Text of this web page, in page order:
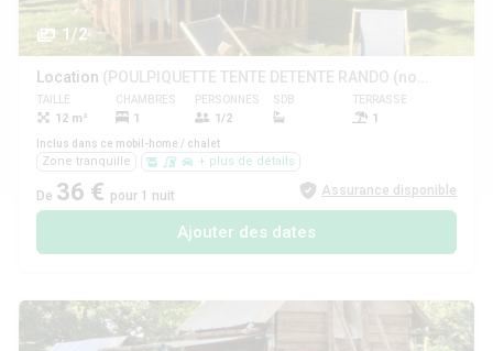
1/2
Location (POULPIQUETTE TENTE DETENTE RANDO (nouveauté 2022))
TAILLE
12 m²
CHAMBRES
1
PERSONNES
1/2
SDB TERRASSE
1
Inclus dans ce mobil-home / chalet
Zone tranquille + plus de détails
De 36 € pour 1 nuit Assurance disponible
Ajouter des dates